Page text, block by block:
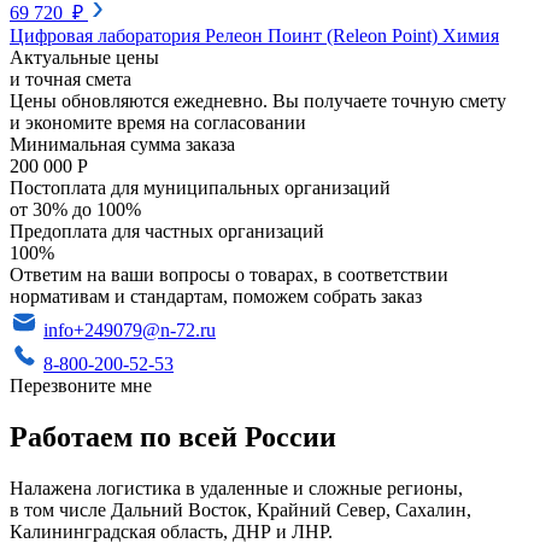
69 720 ₽
Цифровая лаборатория Релеон Поинт (Releon Point) Химия
Актуальные цены
и точная смета
Цены обновляются ежедневно. Вы получаете точную смету
и экономите время на согласовании
Минимальная сумма заказа
200 000 Р
Постоплата для муниципальных организаций
от 30% до 100%
Предоплата для частных организаций
100%
Ответим на ваши вопросы о товарах, в соответствии
нормативам и стандартам, поможем собрать заказ
info+249079@n-72.ru
8-800-200-52-53
Перезвоните мне
Работаем по всей России
Налажена логистика в удаленные и сложные регионы,
в том числе Дальний Восток, Крайний Север, Сахалин,
Калининградская область, ДНР и ЛНР.